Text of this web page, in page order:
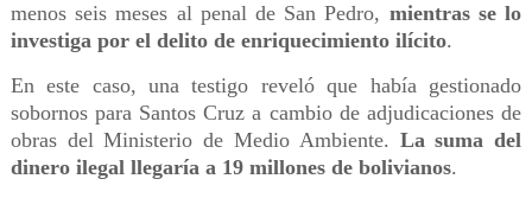
menos seis meses al penal de San Pedro, mientras se lo
investiga por el delito de enriquecimiento ilícito.
En este caso, una testigo reveló que había gestionado
sobornos para Santos Cruz a cambio de adjudicaciones de
obras del Ministerio de Medio Ambiente. La suma del
dinero ilegal llegaría a 19 millones de bolivianos.